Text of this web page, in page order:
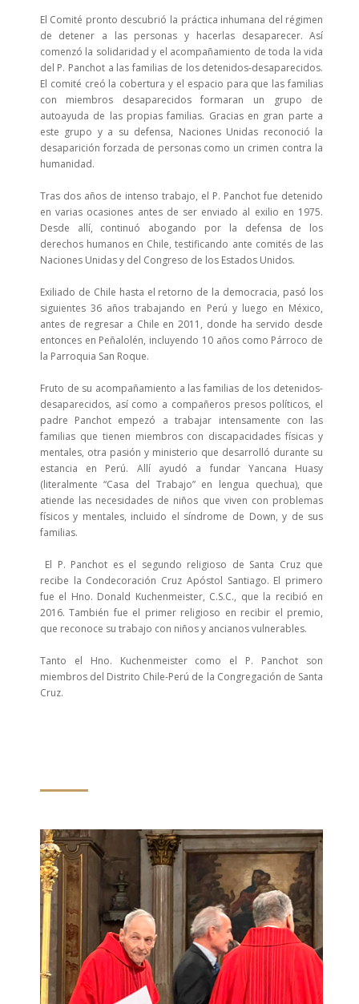
El Comité pronto descubrió la práctica inhumana del régimen
de detener a las personas y hacerlas desaparecer. Así
comenzó la solidaridad y el acompañamiento de toda la vida
del P. Panchot a las familias de los detenidos-desaparecidos.
El comité creó la cobertura y el espacio para que las familias
con miembros desaparecidos formaran un grupo de
autoayuda de las propias familias. Gracias en gran parte a
este grupo y a su defensa, Naciones Unidas reconoció la
desaparición forzada de personas como un crimen contra la
humanidad.
Tras dos años de intenso trabajo, el P. Panchot fue detenido
en varias ocasiones antes de ser enviado al exilio en 1975.
Desde allí, continuó abogando por la defensa de los
derechos humanos en Chile, testificando ante comités de las
Naciones Unidas y del Congreso de los Estados Unidos.
Exiliado de Chile hasta el retorno de la democracia, pasó los
siguientes 36 años trabajando en Perú y luego en México,
antes de regresar a Chile en 2011, donde ha servido desde
entonces en Peñalolén, incluyendo 10 años como Párroco de
la Parroquia San Roque.
Fruto de su acompañamiento a las familias de los detenidos-
desaparecidos, así como a compañeros presos políticos, el
padre Panchot empezó a trabajar intensamente con las
familias que tienen miembros con discapacidades físicas y
mentales, otra pasión y ministerio que desarrolló durante su
estancia en Perú. Allí ayudó a fundar Yancana Huasy
(literalmente “Casa del Trabajo” en lengua quechua), que
atiende las necesidades de niños que viven con problemas
físicos y mentales, incluido el síndrome de Down, y de sus
familias.
El P. Panchot es el segundo religioso de Santa Cruz que
recibe la Condecoración Cruz Apóstol Santiago. El primero
fue el Hno. Donald Kuchenmeister, C.S.C., que la recibió en
2016. También fue el primer religioso en recibir el premio,
que reconoce su trabajo con niños y ancianos vulnerables.
Tanto el Hno. Kuchenmeister como el P. Panchot son
miembros del Distrito Chile-Perú de la Congregación de Santa
Cruz.